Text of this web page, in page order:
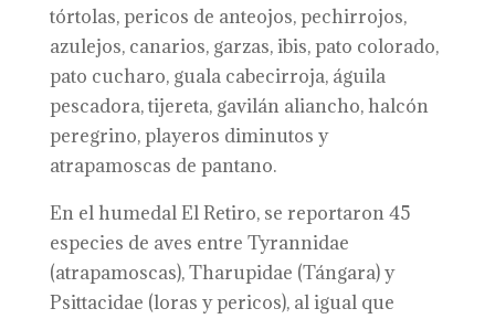
tórtolas, pericos de anteojos, pechirrojos,
azulejos, canarios, garzas, ibis, pato colorado,
pato cucharo, guala cabecirroja, águila
pescadora, tijereta, gavilán aliancho, halcón
peregrino, playeros diminutos y
atrapamoscas de pantano.
En el humedal El Retiro, se reportaron 45
especies de aves entre Tyrannidae
(atrapamoscas), Tharupidae (Tángara) y
Psittacidae (loras y pericos), al igual que